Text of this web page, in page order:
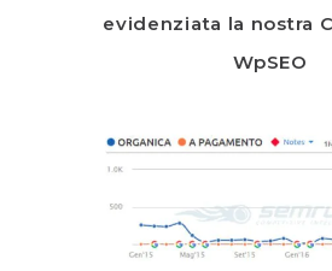
evidenziata la nostra
WpSEO